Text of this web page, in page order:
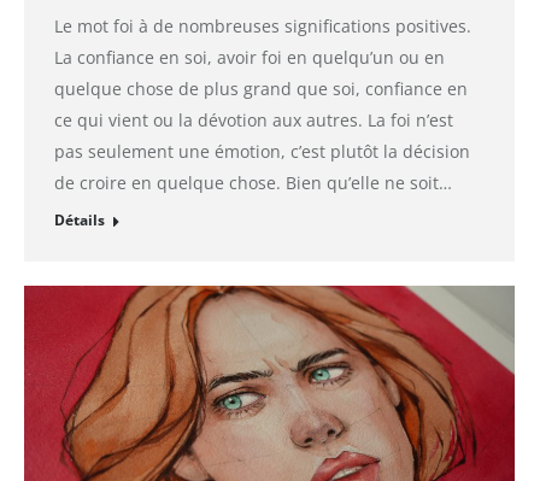
Le mot foi à de nombreuses significations positives.
La confiance en soi, avoir foi en quelqu’un ou en
quelque chose de plus grand que soi, confiance en
ce qui vient ou la dévotion aux autres. La foi n’est
pas seulement une émotion, c’est plutôt la décision
de croire en quelque chose. Bien qu’elle ne soit…
Détails